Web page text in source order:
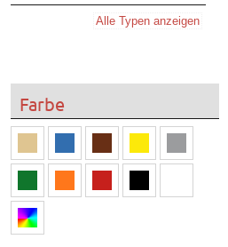
Alle Typen anzeigen
Farbe